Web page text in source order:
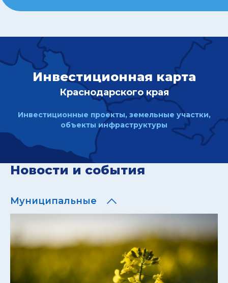
Инвестиционная карта
Краснодарского края
Инвестиционные проекты, земельные участки,
объекты инфраструктуры
Новости и события
Муниципальные